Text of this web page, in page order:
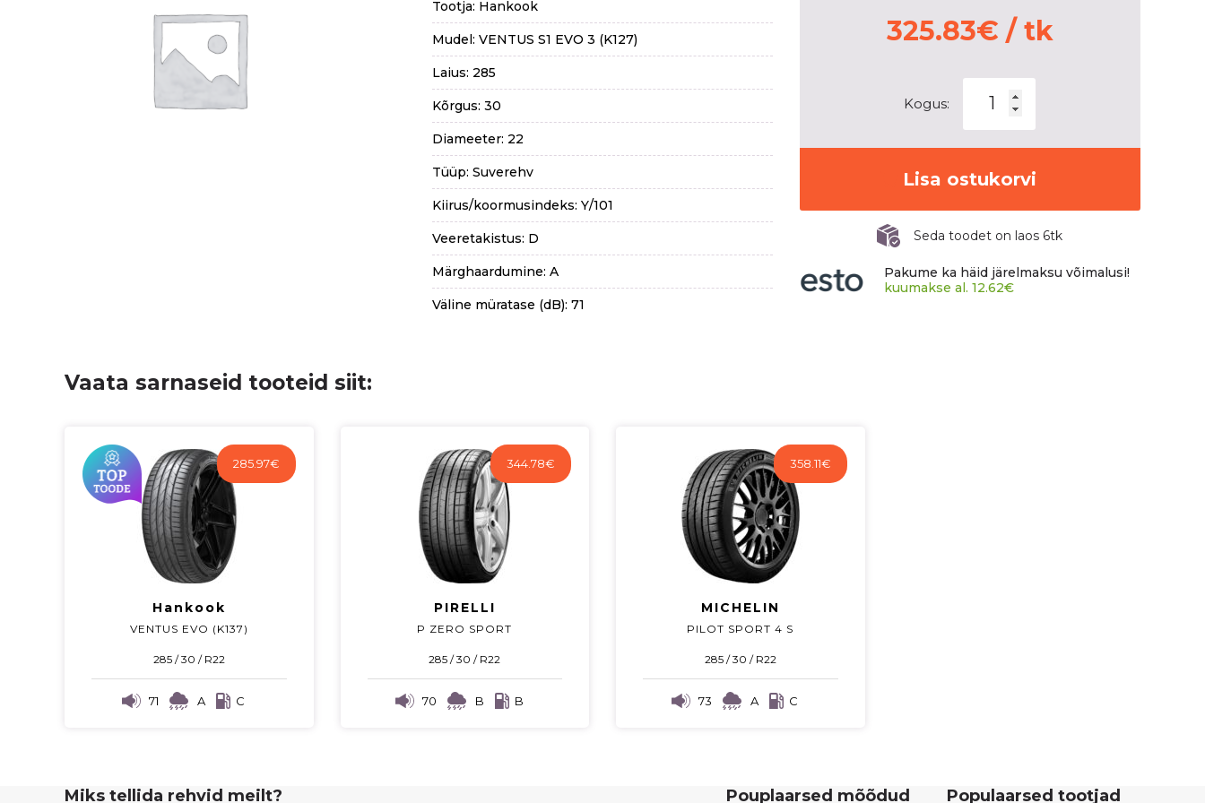
Tootja: Hankook
Mudel: VENTUS S1 EVO 3 (K127)
Laius: 285
Kõrgus: 30
Diameeter: 22
Tüüp: Suverehv
Kiirus/koormusindeks: Y/101
Veeretakistus: D
Märghaardumine: A
Väline müratase (dB): 71
325.83€ / tk
Kogus:
VENTUS
S1
EVO
3
Lisa ostukorvi
Seda toodet on laos 6tk
Pakume ka häid järelmaksu võimalusi!
kuumakse al. 12.62€
Vaata sarnaseid tooteid siit:
285.97€
Hankook
VENTUS EVO (K137)
285 / 30 / R22
71 A C
344.78€
PIRELLI
P ZERO SPORT
285 / 30 / R22
70 B B
358.11€
MICHELIN
PILOT SPORT 4 S
285 / 30 / R22
73 A C
Miks tellida rehvid meilt? Pouplaarsed mõõdud Populaarsed tootjad